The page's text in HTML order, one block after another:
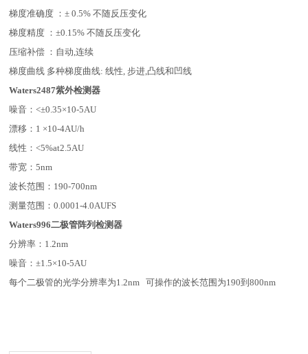
梯度准确度 ：± 0.5% 不随反压变化
梯度精度 ：±0.15% 不随反压变化
压缩补偿 ：自动,连续
梯度曲线 多种梯度曲线: 线性, 步进,凸线和凹线
Waters2487紫外检测器
噪音：<±0.35×10-5AU
漂移：1 ×10-4AU/h
线性：<5%at2.5AU
带宽：5nm
波长范围：190-700nm
测量范围：0.0001-4.0AUFS
Waters996二极管阵列检测器
分辨率：1.2nm
噪音：±1.5×10-5AU
每个二极管的光学分辨率为1.2nm 可操作的波长范围为190到800nm